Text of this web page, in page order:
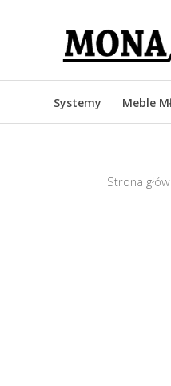
Systemy Meble
Strona